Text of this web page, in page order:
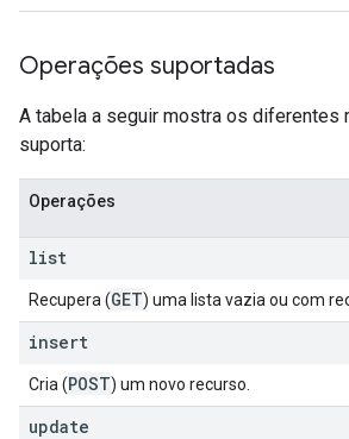
Operações suportadas
A tabela a seguir mostra os diferentes
suporta:
Operações
list
Recupera (GET) uma lista vazia ou com
insert
Cria (POST) um novo recurso.
update